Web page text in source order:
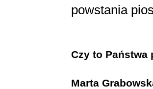
powstania
Czy to Państwa
Marta